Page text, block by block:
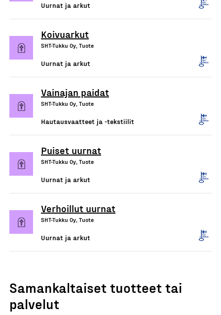
Uurnat ja arkut
Koivuarkut
SHT-Tukku Oy, Tuote
Uurnat ja arkut
Vainajan paidat
SHT-Tukku Oy, Tuote
Hautausvaatteet ja -tekstiilit
Puiset uurnat
SHT-Tukku Oy, Tuote
Uurnat ja arkut
Verhoillut uurnat
SHT-Tukku Oy, Tuote
Uurnat ja arkut
Samankaltaiset tuotteet tai
palvelut